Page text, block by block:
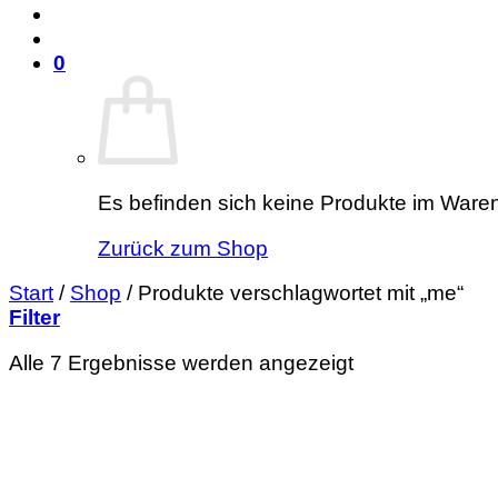
0
Es befinden sich keine Produkte im
Zurück zum Shop
Start / Shop /Produkte verschlagwortet mit „me“
Filter
Alle 7 Ergebnisse werden angezeigtNach